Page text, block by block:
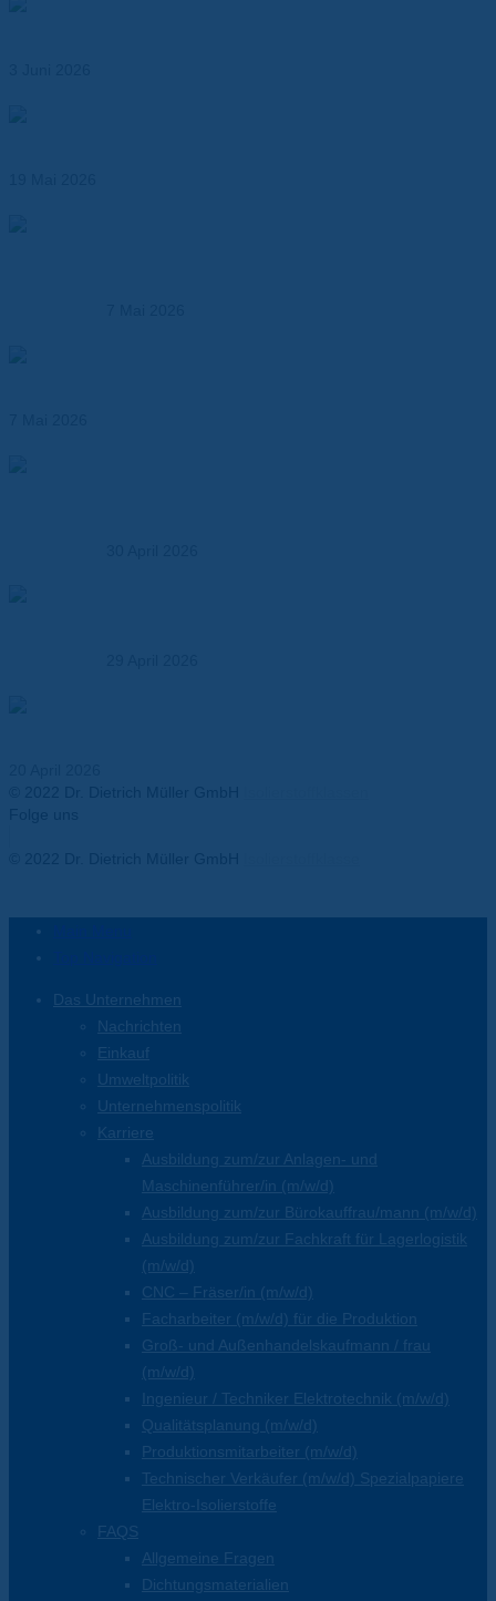
Das Unternehmen
Nachrichten
Einkauf
Umweltpolitik
Unternehmenspolitik
Karriere
Ausbildung zum/zur Anlagen- und
Maschinenführer/in (m/w/d)
Ausbildung zum/zur Bürokauffrau/mann (m/w/d)
Ausbildung zum/zur Fachkraft für Lagerlogistik
(m/w/d)
CNC – Fräser/in (m/w/d)
Facharbeiter (m/w/d) für die Produktion
Groß- und Außenhandelskaufmann / frau
(m/w/d)
Ingenieur / Techniker Elektrotechnik (m/w/d)
Qualitätsplanung (m/w/d)
Produktionsmitarbeiter (m/w/d)
Technischer Verkäufer (m/w/d) Spezialpapiere
Elektro-Isolierstoffe
FAQS
Allgemeine Fragen
Dichtungsmaterialien